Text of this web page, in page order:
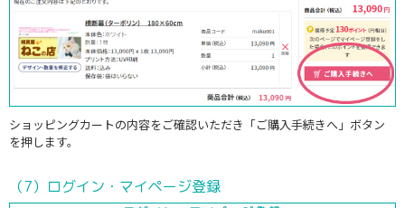
ショッピングカートの内容をご確認いただき「ご購入手続きへ」ボタン
を押します。
（7）ログイン・マイページ登録